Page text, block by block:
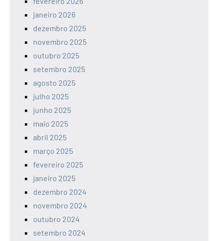
janeiro 2026
dezembro 2025
novembro 2025
outubro 2025
setembro 2025
agosto 2025
julho 2025
junho 2025
maio 2025
abril 2025
março 2025
fevereiro 2025
janeiro 2025
dezembro 2024
novembro 2024
outubro 2024
setembro 2024